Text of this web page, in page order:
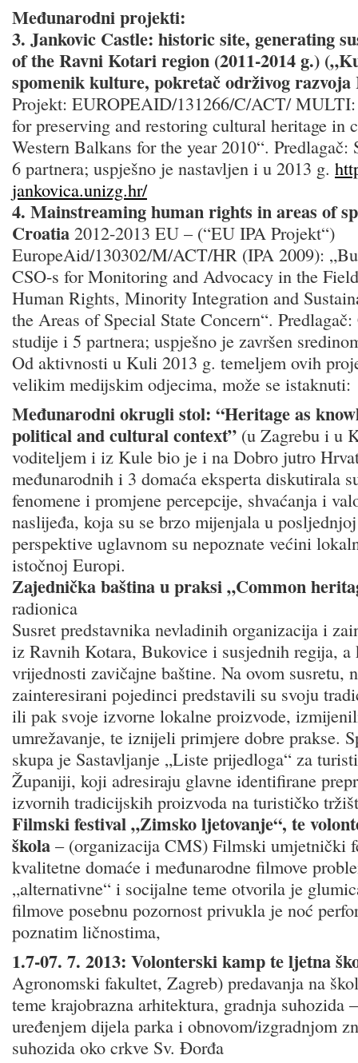
Međunarodni projekti:
3. Jankovic Castle: historic site, generating
of the Ravni Kotari region (2011-2014 g.)
spomenik kulture, pokretač održivog razvoja
Projekt: EUROPEAID/131266/C/ACT/ MULTI:
for preserving and restoring cultural heritage in
Western Balkans for the year 2010“.
6 partnera; uspješno je nastavljen i u 2013 g.
jankovica.unizg.hr/
4. Mainstreaming human rights in areas of
Croatia 2012-2013 EU – (“EU IPA Projekt“)
EuropeAid/130302/M/ACT/HR (IPA 2009):
CSO-s for Monitoring and Advocacy in the
Human Rights, Minority Integration and
the Areas of Special State Concern“.
studije i 5 partnera; uspješno je završen
Od aktivnosti u Kuli 2013 g. temeljem ovih
velikim medijskim odjecima, može se istaknuti:
Međunarodni okrugli stol: “Heritage as
political and cultural context” (u Zagrebu i u
voditeljem i iz Kule bio je i na Dobro jutro
međunarodnih i 3 domaća eksperta diskutirala
fenomene i promjene percepcije, shvaćanja i
naslijeđa, koja su se brzo mijenjala u
perspektive uglavnom su nepoznate većini
istočnoj Europi.
Zajednička baština u praksi „Common
radionica
Susret predstavnika nevladinih organizacija i
iz Ravnih Kotara, Bukovice i susjednih regija,
vrijednosti zavičajne baštine. Na ovom susretu,
zainteresirani pojedinci predstavili su svoju
ili pak svoje izvorne lokalne proizvode,
umrežavanje, te iznijeli primjere dobre prakse.
skupa je Sastavljanje „Liste prijedloga“ za
Županiji, koji adresiraju glavne identifirane
izvornih tradicijskih proizvoda na turističko
Filmski festival „Zimsko ljetovanje“, te
škola – (organizacija CMS) Filmski umjetnički
kvalitetne domaće i međunarodne filmove
„alternativne“ i socijalne teme otvorila je
filmove posebnu pozornost privukla je noć
poznatim ličnostima,
1.7-07. 7. 2013: Volonterski kamp te ljetna
Agronomski fakultet, Zagreb) predavanja na
teme krajobrazna arhitektura, gradnja suhozida
uređenjem dijela parka i obnovom/izgradnjom
suhozida oko crkve Sv. Đorđa